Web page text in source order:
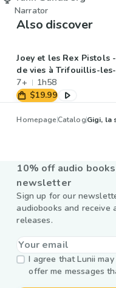
Narrator
Also discover
Joey et les Rex Pistols
de vies à Trifouillis-
7+
1h58
$19.99
HomepageCatalogGigi, la
10% off audio
newsletter
Sign up for our
audiobooks and receive
releases.
I agree that Lunii
offer me messages